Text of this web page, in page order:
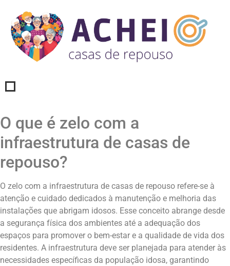
O que é zelo com a
infraestrutura de casas de
repouso?
O zelo com a infraestrutura de casas de repouso refere-se à
atenção e cuidado dedicados à manutenção e melhoria das
instalações que abrigam idosos. Esse conceito abrange desde
a segurança física dos ambientes até a adequação dos
espaços para promover o bem-estar e a qualidade de vida dos
residentes. A infraestrutura deve ser planejada para atender às
necessidades específicas da população idosa, garantindo